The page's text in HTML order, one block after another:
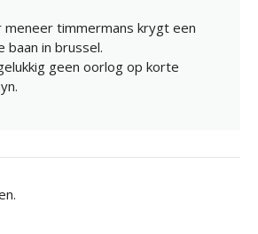
meneer timmermans krygt een
baan in brussel.
geen oorlog op korte